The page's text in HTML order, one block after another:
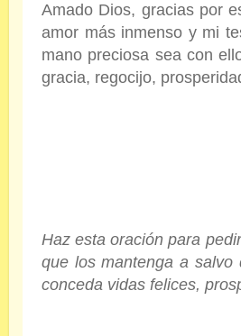
Amado Dios, gracias por
amor más inmenso y mi
mano preciosa sea con
gracia, regocijo,
Haz esta oración para
que los mantenga a
conceda vidas felices,